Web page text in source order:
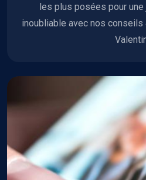
les plus posées pour une
inoubliable avec nos conseils